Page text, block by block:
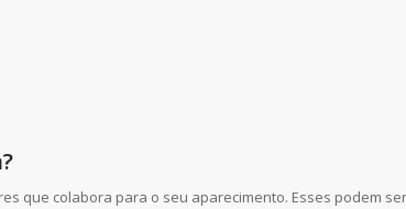
que colabora para o seu aparecimento. Esses podem ser